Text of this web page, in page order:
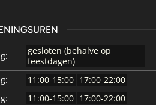
gesloten (behalve op
feestdagen)
11:00-15:00 17:00-22:00
11:00-15:00 17:00-22:00